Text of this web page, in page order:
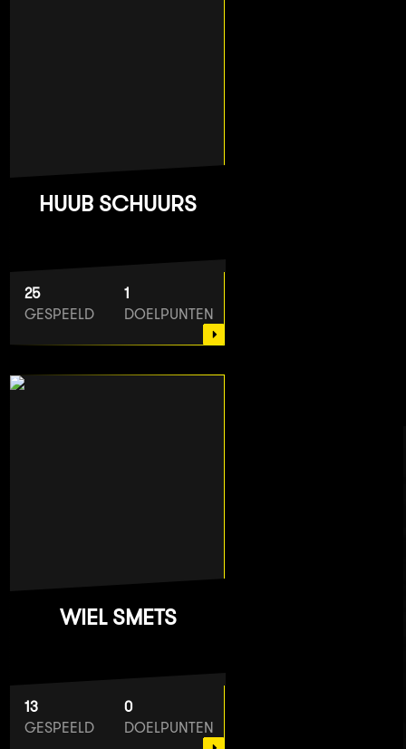
HUUB SCHUURS
25
GESPEELD
1
DOELPUNTEN
WIEL SMETS
13
GESPEELD
0
DOELPUNTEN